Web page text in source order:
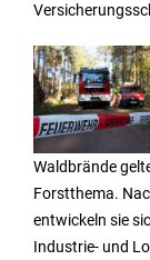
Waldbrände
Forstthema.
entwickeln sie
Industrie- und